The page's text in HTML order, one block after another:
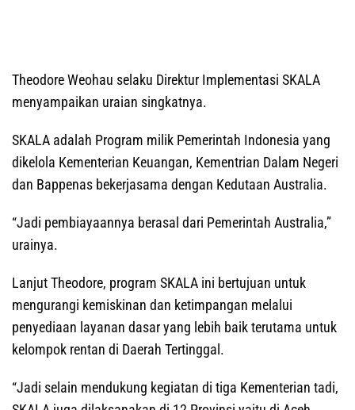
Theodore Weohau selaku Direktur Implementasi SKALA
menyampaikan uraian singkatnya.
SKALA adalah Program milik Pemerintah Indonesia yang
dikelola Kementerian Keuangan, Kementrian Dalam Negeri
dan Bappenas bekerjasama dengan Kedutaan Australia.
“Jadi pembiayaannya berasal dari Pemerintah Australia,”
urainya.
Lanjut Theodore, program SKALA ini bertujuan untuk
mengurangi kemiskinan dan ketimpangan melalui
penyediaan layanan dasar yang lebih baik terutama untuk
kelompok rentan di Daerah Tertinggal.
“Jadi selain mendukung kegiatan di tiga Kementerian tadi,